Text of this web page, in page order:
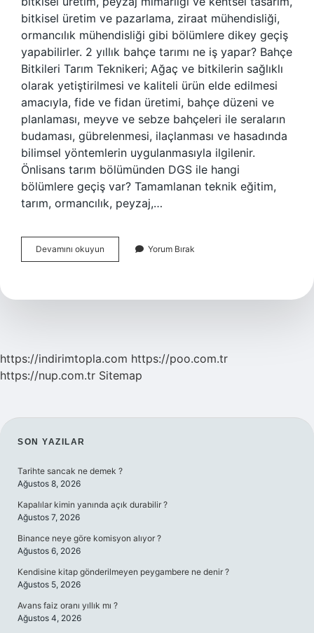
bitkisel üretim ve pazarlama, ziraat mühendisliği,
ormancılık mühendisliği gibi bölümlere dikey geçiş
yapabilirler. 2 yıllık bahçe tarımı ne iş yapar? Bahçe
Bitkileri Tarım Teknikeri; Ağaç ve bitkilerin sağlıklı
olarak yetiştirilmesi ve kaliteli ürün elde edilmesi
amacıyla, fide ve fidan üretimi, bahçe düzeni ve
planlaması, meyve ve sebze bahçeleri ile seraların
budaması, gübrelenmesi, ilaçlanması ve hasadında
bilimsel yöntemlerin uygulanmasıyla ilgilenir.
Önlisans tarım bölümünden DGS ile hangi
bölümlere geçiş var? Tamamlanan teknik eğitim,
tarım, ormancılık, peyzaj,…
Devamını okuyun
Tarım
Hangi
Yorum Bırak
https://indirimtopla.com https://poo.com.tr
https://nup.com.tr Sitemap
SIDEBAR
SON YAZILAR
Tarihte sancak ne demek ?
Ağustos 8, 2026
Kapalılar kimin yanında açık durabilir ?
Ağustos 7, 2026
Binance neye göre komisyon alıyor ?
Ağustos 6, 2026
Kendisine kitap gönderilmeyen peygambere ne denir ?
Ağustos 5, 2026
Avans faiz oranı yıllık mı ?
Ağustos 4, 2026